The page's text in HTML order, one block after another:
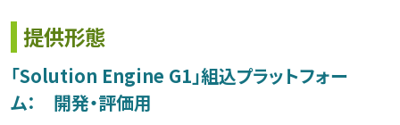
提供形態
｢Solution Engine G1｣組込プラットフォー
ム： 開発・評価用